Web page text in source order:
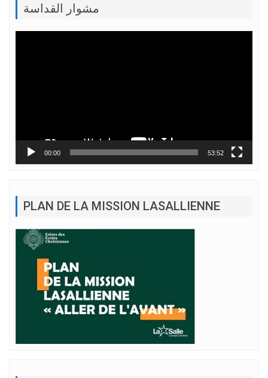
مشوار القداسة
00:00 53:52
PLAN DE LA MISSION LASALLIENNE